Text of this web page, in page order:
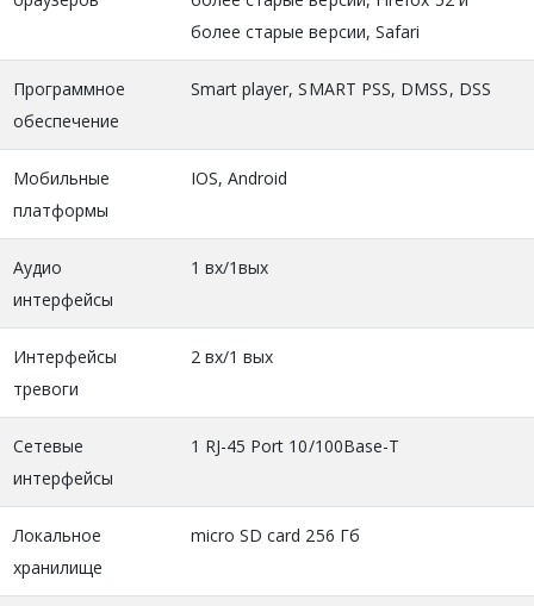
более старые версии, Safari
Программное
обеспечение
Smart player, SMART PSS, DMSS, DSS
Мобильные
платформы
IOS, Android
Аудио
интерфейсы
1 вх/1вых
Интерфейсы
тревоги
2 вх/1 вых
Сетевые
интерфейсы
1 RJ-45 Port 10/100Base-T
Локальное
хранилище
micro SD card 256 Гб